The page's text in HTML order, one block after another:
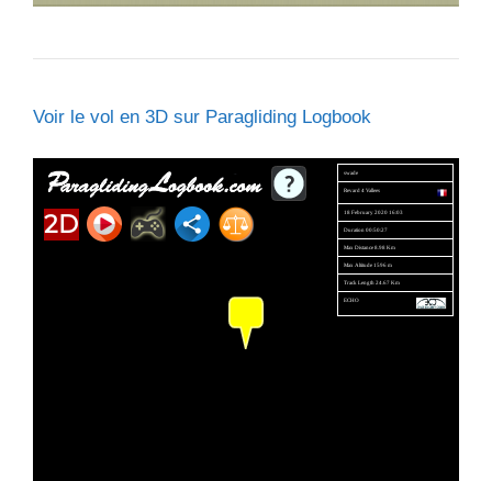
Voir le vol en 3D sur Paragliding Logbook